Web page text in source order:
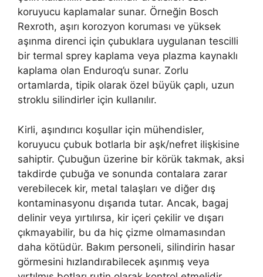
koruyucu kaplamalar sunar. Örneğin Bosch
Rexroth, aşırı korozyon koruması ve yüksek
aşınma direnci için çubuklara uygulanan tescilli
bir termal sprey kaplama veya plazma kaynaklı
kaplama olan Enduroq’u sunar. Zorlu
ortamlarda, tipik olarak özel büyük çaplı, uzun
stroklu silindirler için kullanılır.
Kirli, aşındırıcı koşullar için mühendisler,
koruyucu çubuk botlarla bir aşk/nefret ilişkisine
sahiptir. Çubuğun üzerine bir körük takmak, aksi
takdirde çubuğa ve sonunda contalara zarar
verebilecek kir, metal talaşları ve diğer dış
kontaminasyonu dışarıda tutar. Ancak, bagaj
delinir veya yırtılırsa, kir içeri çekilir ve dışarı
çıkmayabilir, bu da hiç çizme olmamasından
daha kötüdür. Bakım personeli, silindirin hasar
görmesini hızlandırabilecek aşınmış veya